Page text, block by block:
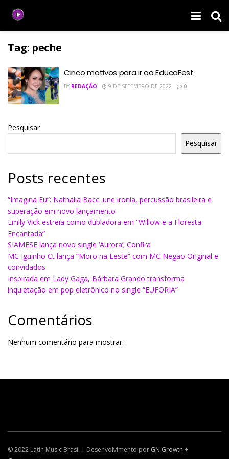
Tag: peche
Cinco motivos para ir ao EducaFest
BY REDAÇÃO 9 DE SETEMBRO DE 2022 0
Pesquisar
Pesquisar
Posts recentes
“Imagina Eu”: Nathalia Bacci une ironia, percussão brasileira e
superação em novo lançamento
Emily Vick estreia como dubladora em “Willow e a Floresta
Encantada”
SIAMESE lança novo single ‘Aurora’; Confira
MC Iguinho Ct lança “Moro na Leste” com MC Negão Original e
convidados
Inspirada em Lady Gaga, Bárbara Grando transforma
inquietação em pop eletrônico no single “EUFORIA”
Comentários
Nenhum comentário para mostrar.
© 2022 Latin Music Brasil | Desenvolvimento por GN Growth +